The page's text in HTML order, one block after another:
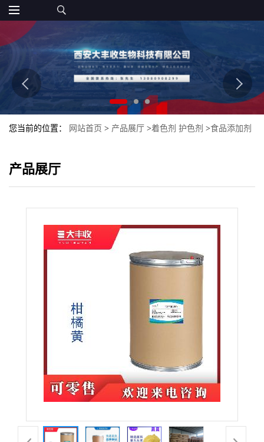
您当前的位置： 网站首页 > 产品展厅 >着色剂 护色剂 >食品添加剂
产品展厅